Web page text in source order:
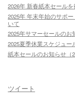
2026年 新春紙本セール
2025年 年末年始のサポ
いて
2025年サマーセールのお
2025夏季休業スケジュー
紙本セールのお知らせ（
ツイート